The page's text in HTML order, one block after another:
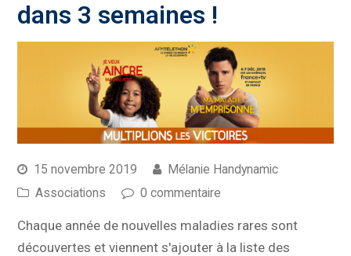
dans 3 semaines !
15 novembre 2019
Mélanie Handynamic
Associations
0 commentaire
Chaque année de nouvelles maladies rares sont
découvertes et viennent s'ajouter à la liste des